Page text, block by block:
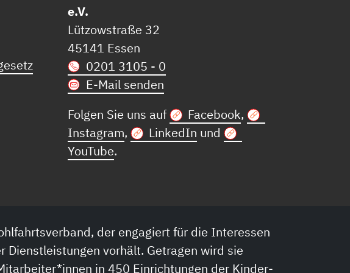
e.V.
Lützowstraße 32
45141 Essen
0201 3105 - 0
E-Mail senden
Folgen Sie uns auf
Facebook,
Instagram, LinkedIn und
YouTube.
der engagiert für die Interessen
vorhält. Getragen wird sie
in 450 Einrichtungen der Kinder-